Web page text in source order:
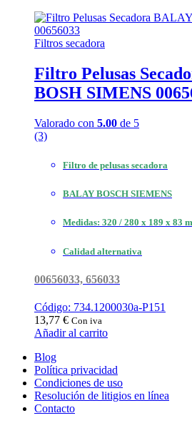
Filtros secadora
Filtro Pelusas
BOSH SIMENS
Valorado con 5.00 de 5
(3)
Filtro de pelusas secadora
BALAY BOSCH SIEMENS
Medidas: 320 / 280 x 189 x 83
Calidad alternativa
00656033, 656033
Código: 734.1200030a-P151
13,77 € Con iva
Añadir al carrito
Blog
Política privacidad
Condiciones de uso
Resolución de litigios en línea
Contacto